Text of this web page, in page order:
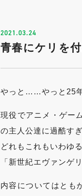
2021.03.24
青春にケリを
やっと……やっと25
現役でアニメ・ゲー
の主人公達に過酷す
どれもこれもいわゆ
「新世紀エヴァンゲ
内容についてはとも